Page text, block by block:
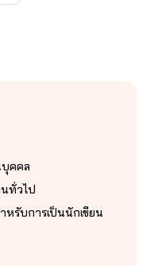
บุคคล
นทั่วไป
หรับการเป็นนักเขียน